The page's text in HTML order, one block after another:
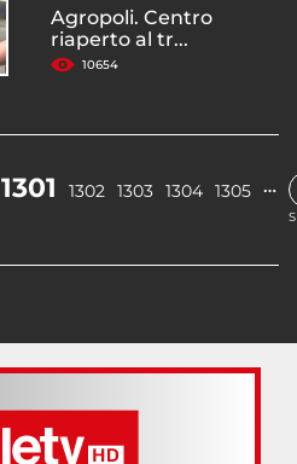
Agropoli. Centro
riaperto al tr...
10654
1301 1302 1303 1304 1305 …